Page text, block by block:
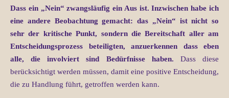
Dass ein „Nein“ zwangsläufig ein Aus ist. Inzwischen habe ich
eine andere Beobachtung gemacht: das „Nein“ ist nicht so
sehr der kritische Punkt, sondern die Bereitschaft aller am
Entscheidungsprozess beteiligten, anzuerkennen dass eben
alle, die involviert sind Bedürfnisse haben. Dass diese
berücksichtigt werden müssen, damit eine positive Entscheidung,
die zu Handlung führt, getroffen werden kann.